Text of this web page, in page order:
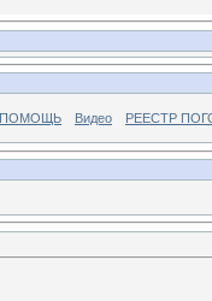
ПОМОЩЬ Видео РЕЕСТР